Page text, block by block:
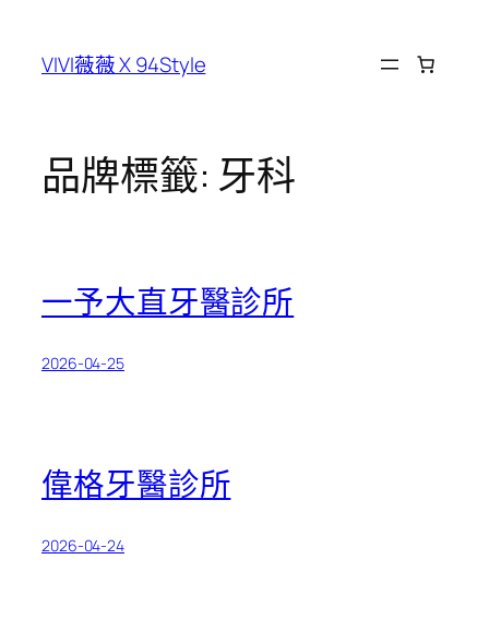
VIVI薇薇 X 94Style
品牌標籤: 牙科
一予大直牙醫診所
2026-04-25
偉格牙醫診所
2026-04-24